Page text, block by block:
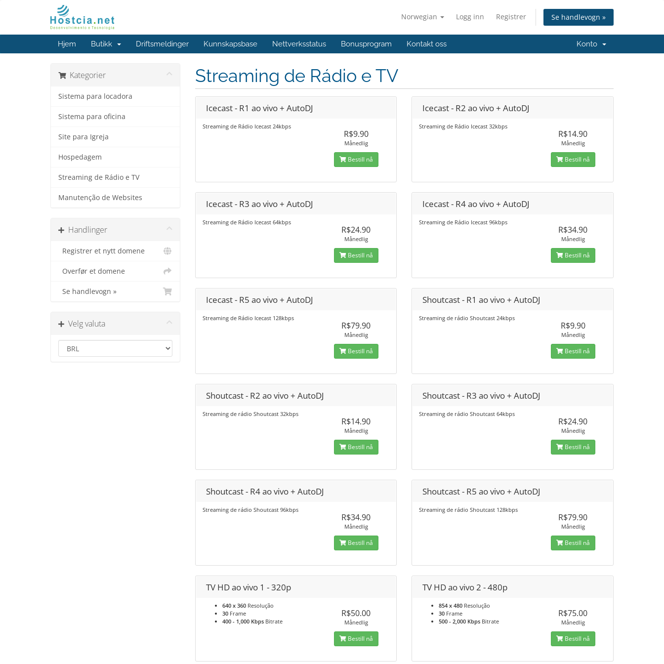
Norwegian Logg inn Registrer Se handlevogn »
Hjem Butikk Driftsmeldinger Kunnskapsbase Nettverksstatus Bonusprogram Kontakt oss Konto
Kategorier
Sistema para locadora
Sistema para oficina
Site para Igreja
Hospedagem
Streaming de Rádio e TV
Manutenção de Websites
Handlinger
Registrer et nytt domene
Overfør et domene
Se handlevogn »
Velg valuta
Streaming de Rádio e TV
Icecast - R1 ao vivo + AutoDJ
Streaming de Rádio Icecast 24kbps
R$9.90
Månedlig
Bestill nå
Icecast - R2 ao vivo + AutoDJ
Streaming de Rádio Icecast 32kbps
R$14.90
Månedlig
Bestill nå
Icecast - R3 ao vivo + AutoDJ
Streaming de Rádio Icecast 64kbps
R$24.90
Månedlig
Bestill nå
Icecast - R4 ao vivo + AutoDJ
Streaming de Rádio Icecast 96kbps
R$34.90
Månedlig
Bestill nå
Icecast - R5 ao vivo + AutoDJ
Streaming de Rádio Icecast 128kbps
R$79.90
Månedlig
Bestill nå
Shoutcast - R1 ao vivo + AutoDJ
Streaming de rádio Shoutcast 24kbps
R$9.90
Månedlig
Bestill nå
Shoutcast - R2 ao vivo + AutoDJ
Streaming de rádio Shoutcast 32kbps
R$14.90
Månedlig
Bestill nå
Shoutcast - R3 ao vivo + AutoDJ
Streaming de rádio Shoutcast 64kbps
R$24.90
Månedlig
Bestill nå
Shoutcast - R4 ao vivo + AutoDJ
Streaming de rádio Shoutcast 96kbps
R$34.90
Månedlig
Bestill nå
Shoutcast - R5 ao vivo + AutoDJ
Streaming de rádio Shoutcast 128kbps
R$79.90
Månedlig
Bestill nå
TV HD ao vivo 1 - 320p
640 x 360Resolução
30Frame
400 - 1,000 KbpsBitrate
R$50.00
Månedlig
Bestill nå
TV HD ao vivo 2 - 480p
854 x 480 Resolução
30 Frame
500 - 2,000 Kbps Bitrate
R$75.00
Månedlig
Bestill nå